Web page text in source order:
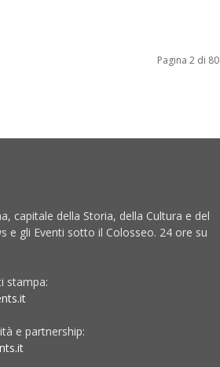
Pagina 2 di 80
capitale della Storia, della Cultura e del
e gli Eventi sotto il Colosseo. 24 ore su
stampa:
e partnership: